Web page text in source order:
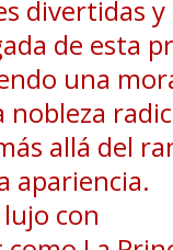
divertidas
de esta
una
nobleza
allá del
apariencia.
con